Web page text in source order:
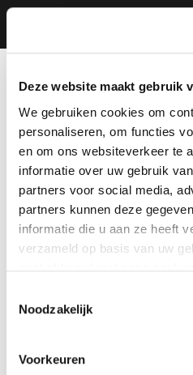
Deze website maakt gebruik
We gebruiken cookies om
personaliseren, om functies
en om ons websiteverkeer te
informatie over uw gebruik
partners voor social media,
partners kunnen deze
informatie die u aan ze heeft
verzameld op basis van uw
Noodzakelijk
Voorkeuren